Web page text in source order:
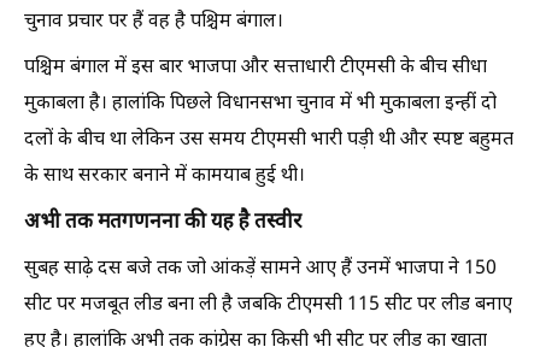
चुनाव प्रचार पर हैं वह है पश्चिम बंगाल।
पश्चिम बंगाल में इस बार भाजपा और सत्ताधारी टीएमसी के बीच सीधा
मुकाबला है। हालांकि पिछले विधानसभा चुनाव में भी मुकाबला इन्हीं दो
दलों के बीच था लेकिन उस समय टीएमसी भारी पड़ी थी और स्पष्ट बहुमत
के साथ सरकार बनाने में कामयाब हुई थी।
अभी तक मतगणनना की यह है तस्वीर
सुबह साढ़े दस बजे तक जो आंकड़ें सामने आए हैं उनमें भाजपा ने 150
सीट पर मजबूत लीड बना ली है जबकि टीएमसी 115 सीट पर लीड बनाए
हुए है। हालांकि अभी तक कांग्रेस का किसी भी सीट पर लीड का खाता